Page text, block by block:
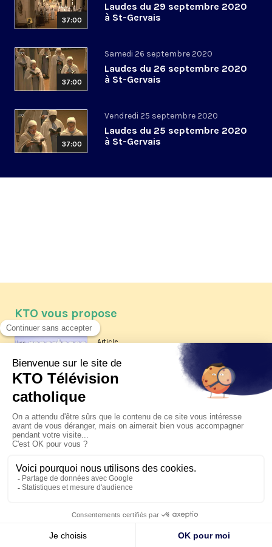
37:00
Laudes du 29 septembre 2020
à St-Gervais
37:00
Samedi 26 septembre 2020
Laudes du 26 septembre 2020
à St-Gervais
37:00
Vendredi 25 septembre 2020
Laudes du 25 septembre 2020
à St-Gervais
KTO vous propose
Article
Les reportages d'été 2026 de KTO
La visite pastorale du pape Léon
XIV à Assise à suivre sur KTO le
jeudi 6 août
Le pape en Uruguay, Argentine et
Pérou du 6 au 17 novembre 2026
© KTO 2026 — Mentions légales